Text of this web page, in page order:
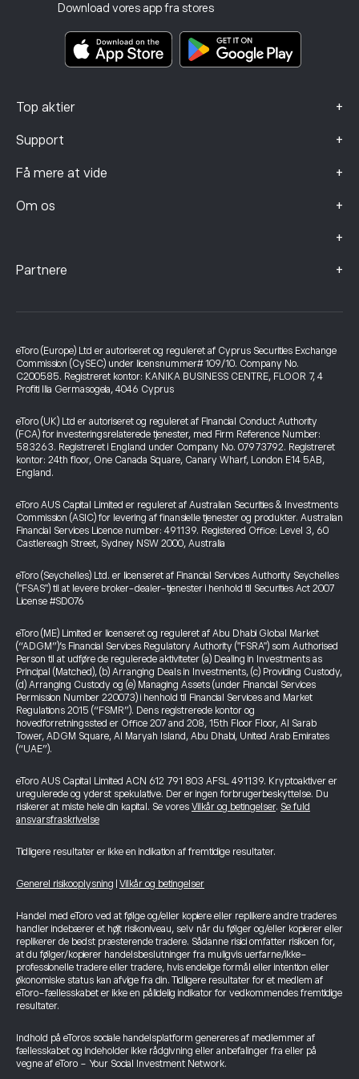
Download vores app fra stores
Top aktier +
Support +
Få mere at vide +
Om os +
+
Nøgleinformationsdokumenter
Data om klager (FCA-kunder)
Partnere +
Investeringsforsikring
eToro (Europe) Ltd er autoriseret og reguleret af Cyprus Securities Exchange
Commission (CySEC) under licensnummer# 109/10. Company No.
C200585. Registreret kontor: KANIKA BUSINESS CENTRE, FLOOR 7, 4
Profiti Ilia Germasogeia, 4046 Cyprus
eToro (UK) Ltd er autoriseret og reguleret af Financial Conduct Authority
(FCA) for investeringsrelaterede tjenester, med Firm Reference Number:
583263. Registreret i England under Company No. 07973792. Registreret
kontor: 24th floor, One Canada Square, Canary Wharf, London E14 5AB,
England.
eToro AUS Capital Limited er reguleret af Australian Securities & Investments
Commission (ASIC) for levering af finansielle tjenester og produkter. Australian
Financial Services Licence number: 491139. Registered Office: Level 3, 60
Castlereagh Street, Sydney NSW 2000, Australia
eToro (Seychelles) Ltd. er licenseret af Financial Services Authority Seychelles
("FSAS") til at levere broker-dealer-tjenester i henhold til Securities Act 2007
License #SD076
eToro (ME) Limited er licenseret og reguleret af Abu Dhabi Global Market
(“ADGM”)’s Financial Services Regulatory Authority ("FSRA") som Authorised
Person til at udføre de regulerede aktiviteter (a) Dealing in Investments as
Principal (Matched), (b) Arranging Deals in Investments, (c) Providing Custody,
(d) Arranging Custody og (e) Managing Assets (under Financial Services
Permission Number 220073) i henhold til Financial Services and Market
Regulations 2015 (“FSMR”). Dens registrerede kontor og
hovedforretningssted er Office 207 and 208, 15th Floor Floor, Al Sarab
Tower, ADGM Square, Al Maryah Island, Abu Dhabi, United Arab Emirates
(“UAE”).
eToro AUS Capital Limited ACN 612 791 803 AFSL 491139. Kryptoaktiver er
uregulerede og yderst spekulative. Der er ingen forbrugerbeskyttelse. Du
risikerer at miste hele din kapital. Se vores Vilkår og betingelser. Se fuld
ansvarsfraskrivelse
Tidligere resultater er ikke en indikation af fremtidige resultater.
Generel risikooplysning Vilkår og betingelser
Handel med eToro ved at følge og/eller kopiere eller replikere andre traderes
handler indebærer et højt risikoniveau, selv når du følger og/eller kopierer eller
replikerer de bedst præsterende tradere. Sådanne risici omfatter risikoen for,
at du følger/kopierer handelsbeslutninger fra muligvis uerfarne/ikke-
professionelle tradere eller tradere, hvis endelige formål eller intention eller
økonomiske status kan afvige fra din. Tidligere resultater for et medlem af
eToro-fællesskabet er ikke en pålidelig indikator for vedkommendes fremtidige
resultater.
Indhold på eToros sociale handelsplatform genereres af medlemmer af
fællesskabet og indeholder ikke rådgivning eller anbefalinger fra eller på
vegne af eToro - Your Social Investment Network.